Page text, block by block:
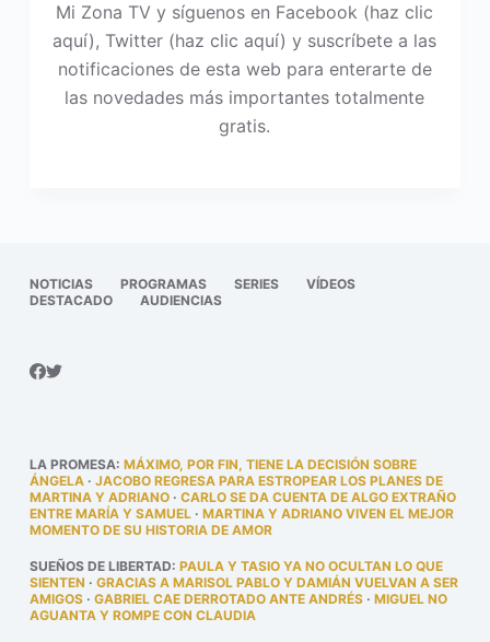
Mi Zona TV y síguenos en Facebook (haz clic
aquí), Twitter (haz clic aquí) y suscríbete a las
notificaciones de esta web para enterarte de
las novedades más importantes totalmente
gratis.
NOTICIAS PROGRAMAS SERIES
VÍDEOS
DESTACADO
AUDIENCIAS
LA PROMESA: MÁXIMO, POR FIN, TIENE LA DECISIÓN SOBRE
ÁNGELA· JACOBO REGRESA PARA ESTROPEAR LOS PLANES DE
MARTINA Y ADRIANO· CARLO SE DA CUENTA DE ALGO EXTRAÑO
ENTRE MARÍA Y SAMUEL· MARTINA Y ADRIANO VIVEN EL MEJOR
MOMENTO DE SU HISTORIA DE AMOR
SUEÑOS DE LIBERTAD: PAULA Y TASIO YA NO OCULTAN LO QUE
SIENTEN · GRACIAS A MARISOL PABLO Y DAMIÁN VUELVAN A SER
AMIGOS· GABRIEL CAE DERROTADO ANTE ANDRÉS· MIGUEL NO
AGUANTA Y ROMPE CON CLAUDIA